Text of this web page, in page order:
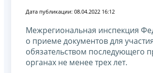
Дата публикации: 08.04.2022 16:12
Межрегиональная инспекция
о приеме документов для
обязательством последующего
органах не менее трех лет.